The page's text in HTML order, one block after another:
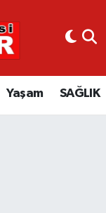
Yaşam SAĞLIK